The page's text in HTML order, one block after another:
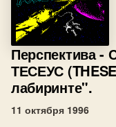
Перспектива-
ТЕСЕУС
лабиринте".
11 октября 1996